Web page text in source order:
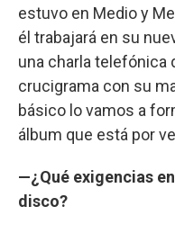
estuvo en Medio y
él trabajará en su
una charla telefónica
crucigrama con su
básico lo vamos a
álbum que está por
—¿Qué exigencias
disco?